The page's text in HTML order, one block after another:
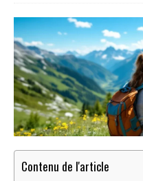
Contenu de l'article